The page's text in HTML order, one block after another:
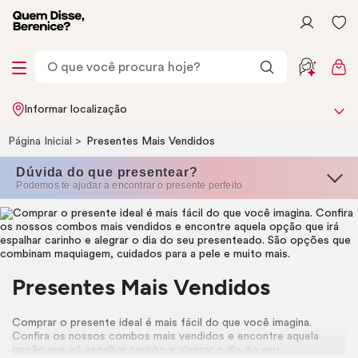
Informar localização
Página Inicial Presentes Mais Vendidos
Dúvida do que presentear?
Podemos te ajudar a encontrar o presente perfeito
Presentes Mais Vendidos
Comprar o presente ideal é mais fácil do que você imagina.
Confira os nossos combos mais vendidos e encontre aquela
opção que irá espalhar carinho e alegrar o dia do seu